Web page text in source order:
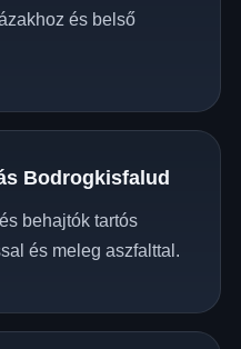
és belső
Bodrogkisfalud
behajtók tartós
és meleg aszfalttal.